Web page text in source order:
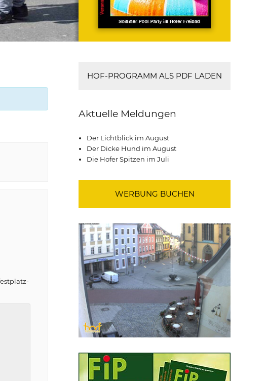
HOF-PROGRAMM ALS PDF LADEN
Aktuelle Meldungen
Der Lichtblick im August
Der Dicke Hund im August
Die Hofer Spitzen im Juli
WERBUNG BUCHEN